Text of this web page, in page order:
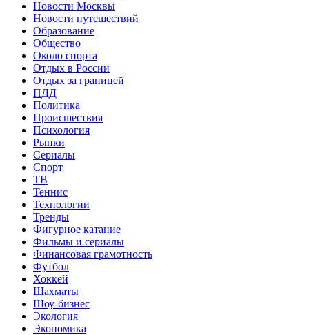
Новости Москвы
Новости путешествий
Образование
Общество
Около спорта
Отдых в России
Отдых за границей
ПДД
Политика
Происшествия
Психология
Рынки
Сериалы
Спорт
ТВ
Теннис
Технологии
Тренды
Фигурное катание
Фильмы и сериалы
Финансовая грамотность
Футбол
Хоккей
Шахматы
Шоу-бизнес
Экология
Экономика